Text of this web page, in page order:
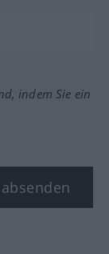
indem Sie ein